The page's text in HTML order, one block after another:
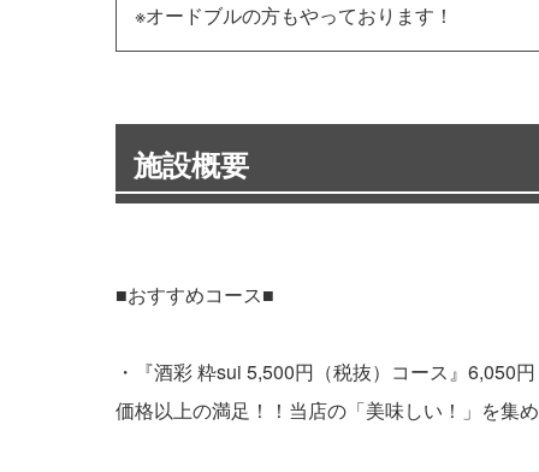
※オードブルの方もやっております！
施設概要
■おすすめコース■
・『酒彩 粋sui 5,500円（税抜）コース』6,050
価格以上の満足！！当店の「美味しい！」を集